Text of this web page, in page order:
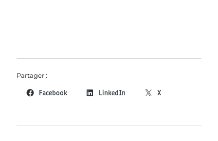
Partager :
Facebook LinkedIn X